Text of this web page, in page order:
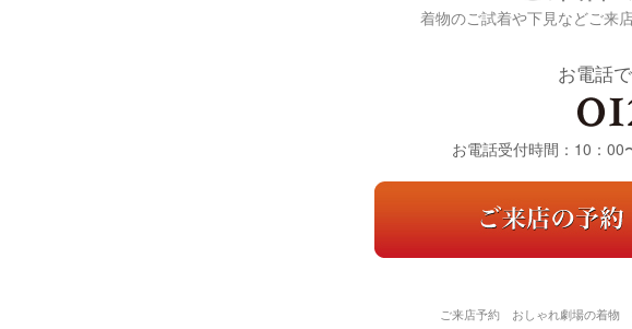
着物のご試着や下見などご来
お電話
お電話受付時間：10：00
ご来店予約
おしゃれ劇場の着物